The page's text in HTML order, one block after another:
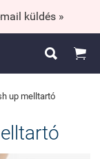
mail küldés »
 
up melltartó